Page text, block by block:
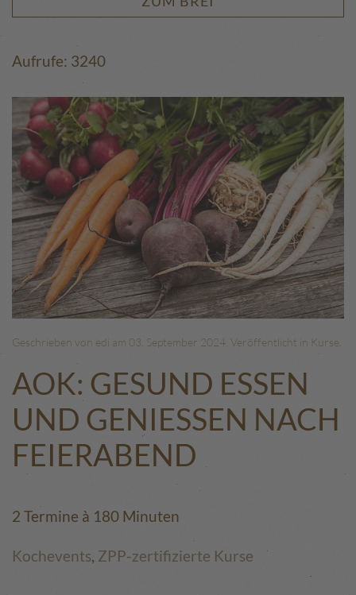
Aufrufe: 3240
Geschrieben von edi am 03. September 2024 . Veröffentlicht in Kurse
AOK: GESUND ESSEN
UND GENIESSEN NACH F
EIERABEND
2 Termine à 180 Minuten
Kochevents, ZPP-zertifizierte Kurse